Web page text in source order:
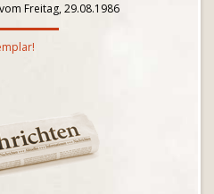
Freitag, 29.08.1986